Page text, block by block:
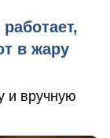
в жару
и вручную